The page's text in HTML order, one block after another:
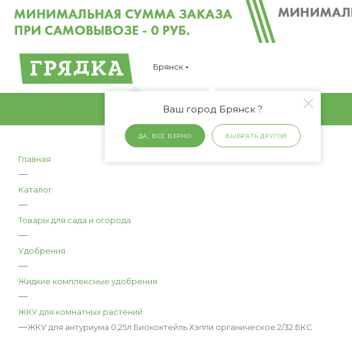
Брянск
Ваш город Брянск ?
ДА, ВСЕ ВЕРНО ВЫБРАТЬ ДРУГОЙ
Главная
—
Каталог
—
Товары для сада и огорода
—
Удобрения
—
Жидкие комплексные удобрения
—
ЖКУ для комнатных растений
—ЖКУ для антуриума 0,25л Биококтейль Хэппи органическое 2/32 БКС